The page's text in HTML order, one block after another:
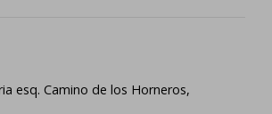
esq. Camino de los Horneros,